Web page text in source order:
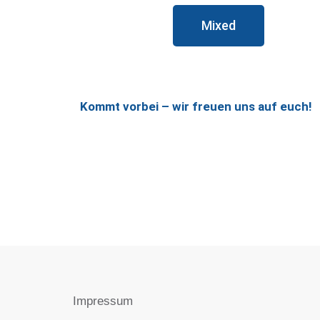
Mixed
Kommt vorbei – wir freuen uns auf euch!
Impressum